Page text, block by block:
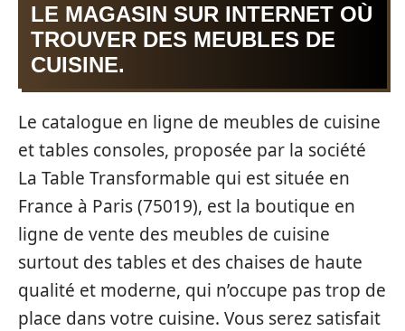
LE MAGASIN SUR INTERNET OÙ
TROUVER DES MEUBLES DE
CUISINE.
Le catalogue en ligne de meubles de cuisine
et tables consoles, proposée par la société
La Table Transformable qui est située en
France à Paris (75019), est la boutique en
ligne de vente des meubles de cuisine
surtout des tables et des chaises de haute
qualité et moderne, qui n’occupe pas trop de
place dans votre cuisine. Vous serez satisfait